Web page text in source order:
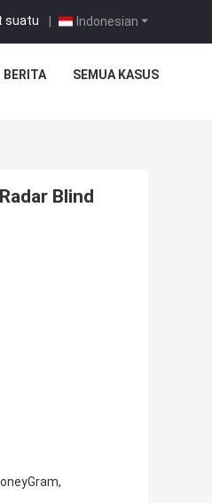
Indonesian
suatu |
BERITA SEMUA KASUS
Blind